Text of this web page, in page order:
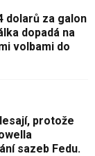
dolarů za galon
dopadá na
volbami do
protože
sazeb Fedu.